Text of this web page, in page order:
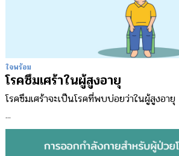
ใจพร้อม
โรคซึมเศร้าในผู้สูงอายุ
โรคซึมเศร้าจะเป็นโรคที่พบบ่อยว่าในผู้สูงอา
...